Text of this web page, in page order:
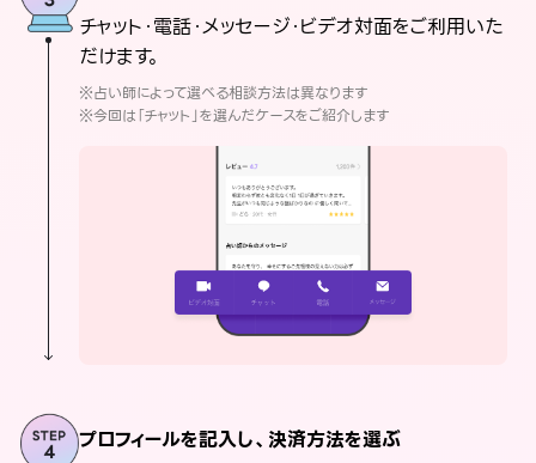
チャット・電話・メッセージ・ビデオ対面をご利用いた
だけます。
※占い師によって選べる相談方法は異なります
※今回は「チャット」を選んだケースをご紹介します
プロフィールを記入し、決済方法を選ぶ